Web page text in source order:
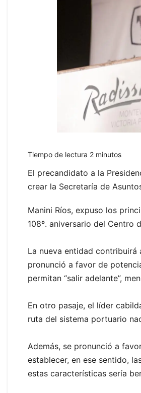
Tiempo de lectura 2 minutos
El precandidato a la
crear la Secretaría de
Manini Ríos, expuso los
108º. aniversario del Centro
La nueva entidad contribuirá
pronunció a favor de
permitan “salir adelante”,
En otro pasaje, el líder
ruta del sistema portuario
Además, se pronunció a
establecer, en ese sentido,
estas características sería